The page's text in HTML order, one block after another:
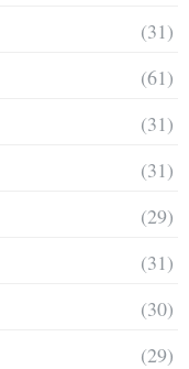
(31)
(61)
(31)
(31)
(29)
(31)
(30)
(29)